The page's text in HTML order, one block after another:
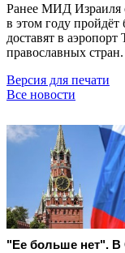
Ранее МИД Израиля
в этом году пройдёт
доставят в аэропорт
православных стран.
Версия для печати
Все новости
"Ее больше нет".